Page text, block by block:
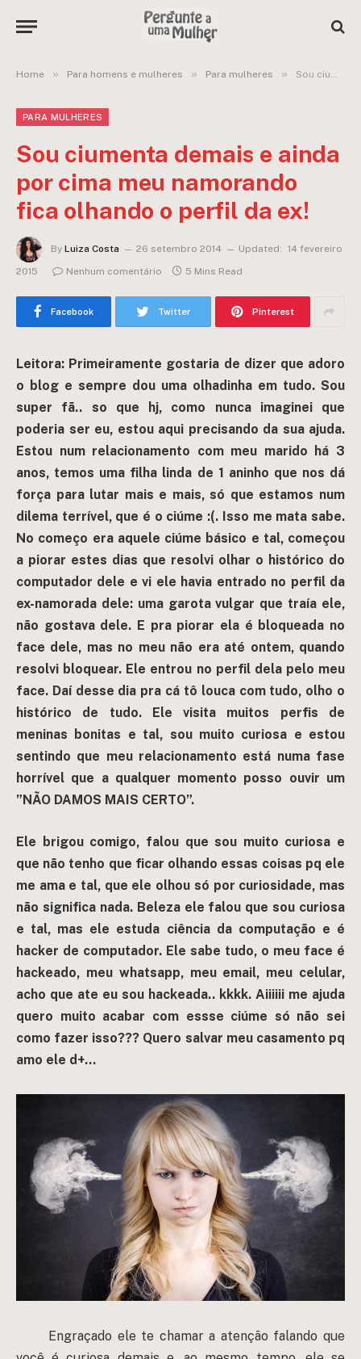
Home » Para homens e mulheres » Para mulheres » Sou ciumenta demais e ainda por cima meu namorando fica olhando o perfil da ex!
PARA MULHERES
Sou ciumenta demais e ainda
por cima meu namorando
fica olhando o perfil da ex!
By Luiza Costa 26 setembro 2014 Updated: 14 fevereiro
2015
Nenhum comentário 5 Mins Read
Facebook Twitter Pinterest
Leitora: Primeiramente gostaria de dizer que adoro
o blog e sempre dou uma olhadinha em tudo. Sou
super fã.. so que hj, como nunca imaginei que
poderia ser eu, estou aqui precisando da sua ajuda.
Estou num relacionamento com meu marido há 3
anos, temos uma filha linda de 1 aninho que nos dá
força para lutar mais e mais, só que estamos num
dilema terrível, que é o ciúme :(. Isso me mata sabe.
No começo era aquele ciúme básico e tal, começou
a piorar estes dias que resolvi olhar o histórico do
computador dele e vi ele havia entrado no perfil da
ex-namorada dele: uma garota vulgar que traía ele,
não gostava dele. E pra piorar ela é bloqueada no
face dele, mas no meu não era até ontem, quando
resolvi bloquear. Ele entrou no perfil dela pelo meu
face. Daí desse dia pra cá tô louca com tudo, olho o
histórico de tudo. Ele visita muitos perfis de
meninas bonitas e tal, sou muito curiosa e estou
sentindo que meu relacionamento está numa fase
horrível que a qualquer momento posso ouvir um
”NÃO DAMOS MAIS CERTO”.
Ele brigou comigo, falou que sou muito curiosa e
que não tenho que ficar olhando essas coisas pq ele
me ama e tal, que ele olhou só por curiosidade, mas
não significa nada. Beleza ele falou que sou curiosa
e tal, mas ele estuda ciência da computação e é
hacker de computador. Ele sabe tudo, o meu face é
hackeado, meu whatsapp, meu email, meu celular,
acho que ate eu sou hackeada.. kkkk. Aiiiiii me ajuda
quero muito acabar com essse ciúme só não sei
como fazer isso??? Quero salvar meu casamento pq
amo ele d+…
Engraçado ele te chamar a atenção falando que